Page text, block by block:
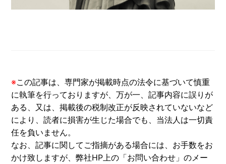
※この記事は、専門家が掲載時点の法令に基づいて慎重
に執筆を行っておりますが、万が一、記事内容に誤りが
ある、又は、掲載後の税制改正が反映されていないなど
により、読者に損害が生じた場合でも、当法人は一切責
任を負いません。
なお、記事に関してご指摘がある場合には、お手数をお
かけ致しますが、弊社HP上の「お問い合わせ」のメー